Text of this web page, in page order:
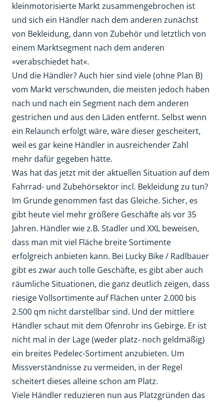
kleinmotorisierte Markt zusammengebrochen ist
und sich ein Händler nach dem anderen zunächst
von Bekleidung, dann von Zubehör und letztlich von
einem Marktsegment nach dem anderen
»verabschiedet hat«.
Und die Händler? Auch hier sind viele (ohne Plan B)
vom Markt verschwunden, die meisten jedoch haben
nach und nach ein Segment nach dem anderen
gestrichen und aus den Läden entfernt. Selbst wenn
ein Relaunch erfolgt wäre, wäre dieser gescheitert,
weil es gar keine Händler in ausreichender Zahl
mehr dafür gegeben hätte.
Was hat das jetzt mit der aktuellen Situation auf dem
Fahrrad- und Zubehörsektor incl. Bekleidung zu tun?
Im Grunde genommen fast das Gleiche. Sicher, es
gibt heute viel mehr größere Geschäfte als vor 35
Jahren. Händler wie z.B. Stadler und XXL beweisen,
dass man mit viel Fläche breite Sortimente
erfolgreich anbieten kann. Bei Lucky Bike / Radlbauer
gibt es zwar auch tolle Geschäfte, es gibt aber auch
räumliche Situationen, die ganz deutlich zeigen, dass
riesige Vollsortimente auf Flächen unter 2.000 bis
2.500 qm nicht darstellbar sind. Und der mittlere
Händler schaut mit dem Ofenrohr ins Gebirge. Er ist
nicht mal in der Lage (weder platz- noch geldmäßig)
ein breites Pedelec-Sortiment anzubieten. Um
Missverständnisse zu vermeiden, in der Regel
scheitert dieses alleine schon am Platz.
Viele Händler reduzieren nun aus Platzgründen das